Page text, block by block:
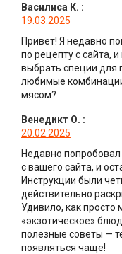
Василиса К. :
19.03.2025
Привет! Я недавно
по рецепту с сайта,
выбрать специи для
любимые
мясом?
Венедикт О. :
20.02.2025
Недавно
с вашего сайта, и
Инструкции были
действительно
Удивило, как просто
«экзотическое»
полезные советы —
появляться чаще!